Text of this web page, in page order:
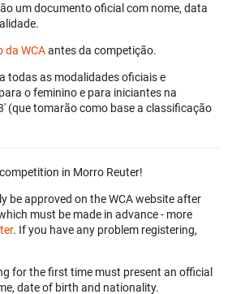
um documento oficial com nome, data
da WCAantes da competição.
todas as modalidades oficiais e
o feminino e para iniciantes na
(que tomarão como base a classificação
in Morro Reuter!
be approved on the WCA website after
must be made in advance - more
. If you have any problem registering,
for the first time must present an official
date of birth and nationality.